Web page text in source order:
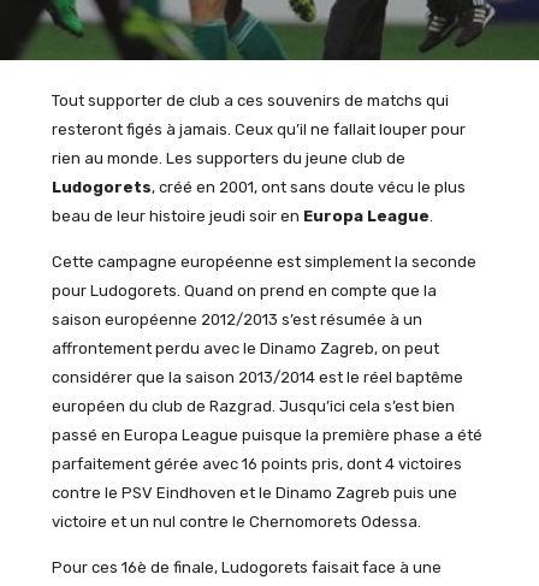
Tout supporter de club a ces souvenirs de matchs qui
resteront figés à jamais. Ceux qu’il ne fallait louper pour
rien au monde. Les supporters du jeune club de
Ludogorets, créé en 2001, ont sans doute vécu le plus
beau de leur histoire jeudi soir en Europa League
Cette campagne européenne est simplement la seconde
pour Ludogorets. Quand on prend en compte que la
saison européenne 2012/2013 s’est résumée à un
affrontement perdu avec le Dinamo Zagreb, on peut
considérer que la saison 2013/2014 est le réel baptême
européen du club de Razgrad. Jusqu’ici cela s’est bien
passé en Europa League puisque la première phase a été
parfaitement gérée avec 16 points pris, dont 4 victoires
contre le PSV Eindhoven et le Dinamo Zagreb puis une
victoire et un nul contre le Chernomorets Odessa.
Pour ces 16è de finale, Ludogorets faisait face à une